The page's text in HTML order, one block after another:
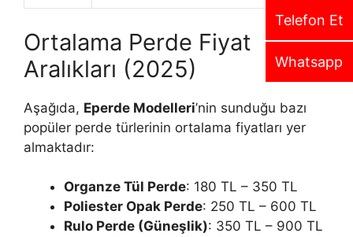
Telefon Et
Whatsapp
Ortalama Perde Fiyat
Aralıkları (2025)
Aşağıda, Eperde Modelleri’nin sunduğu bazı
popüler perde türlerinin ortalama fiyatları yer
almaktadır:
Organze Tül Perde: 180 TL – 350 TL
Poliester Opak Perde: 250 TL – 600 TL
Rulo Perde (Güneşlik): 350 TL – 900 TL